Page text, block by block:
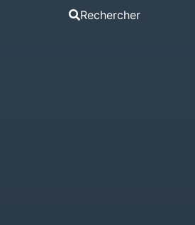
Rechercher